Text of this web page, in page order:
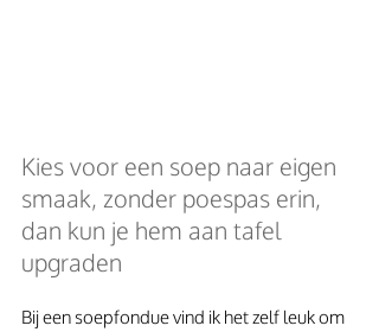
Kies voor een soep naar eigen
smaak, zonder poespas erin,
dan kun je hem aan tafel
upgraden
Bij een soepfondue vind ik het zelf leuk om